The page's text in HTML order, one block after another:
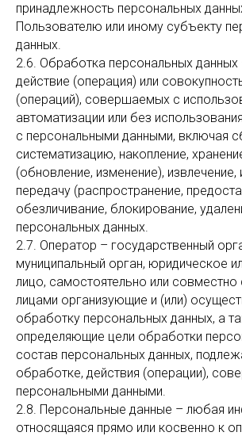
принадлежность персональных
Пользователю или иному субъекту
данных.
2.6. Обработка персональных
действие (операция) или
(операций), совершаемых с
автоматизации или без
с персональными данными, включая
систематизацию, накопление,
(обновление, изменение), извлечение,
передачу (распространение,
обезличивание, блокирование,
персональных данных.
2.7. Оператор – государственный
муниципальный орган, юридическое
лицо, самостоятельно или совместно
лицами организующие и (или)
обработку персональных данных, а
определяющие цели обработки
состав персональных данных,
обработке, действия (операции),
персональными данными.
2.8. Персональные данные – любая
относящаяся прямо или косвенно к